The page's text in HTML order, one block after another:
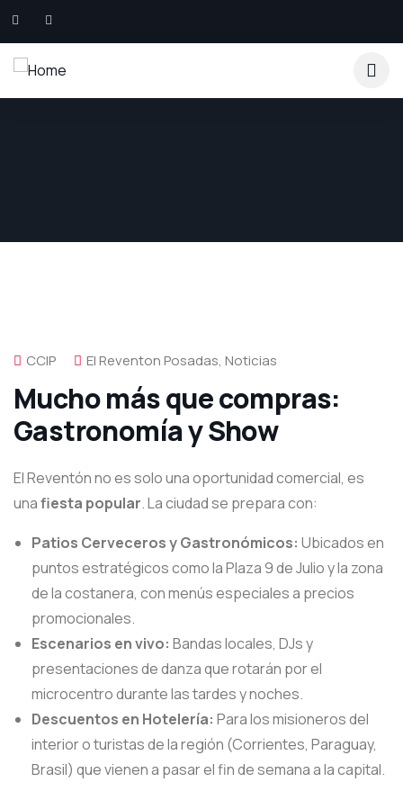
CCIP El Reventon Posadas, Noticias
Mucho más que compras:
Gastronomía y Show
El Reventón no es solo una oportunidad comercial, es
unafiesta popular. La ciudad se prepara con:
Patios Cerveceros y Gastronómicos: Ubicados en
puntos estratégicos como la Plaza 9 de Julio y la zona
de la costanera, con menús especiales a precios
promocionales.
Escenarios en vivo: Bandas locales, DJs y
presentaciones de danza que rotarán por el
microcentro durante las tardes y noches.
Descuentos en Hotelería: Para los misioneros del
interior o turistas de la región (Corrientes, Paraguay,
Brasil) que vienen a pasar el fin de semana a la capital.